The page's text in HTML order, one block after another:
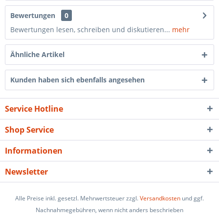
Bewertungen
0
Bewertungen lesen, schreiben und diskutieren... mehr
Ähnliche Artikel
Kunden haben sich ebenfalls angesehen
Service Hotline
Shop Service
Informationen
Newsletter
Alle Preise inkl. gesetzl. Mehrwertsteuer zzgl.Versandkosten und ggf.
Nachnahmegebühren, wenn nicht anders beschrieben